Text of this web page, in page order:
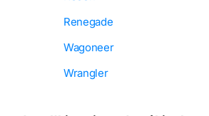
Renegade
Wagoneer
Wrangler